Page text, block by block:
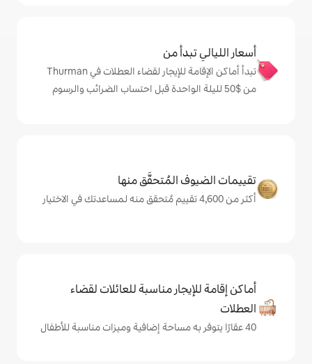
تبدأ أماكن الإقامة للإيجار لقضاء العطلات في Thurman
المُتحقَّق منها
مناسبة للعائلات لقضاء